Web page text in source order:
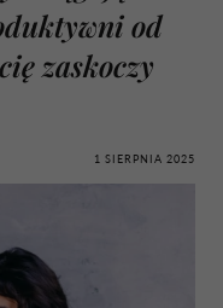
od
zaskoczy
1 SIERPNIA 2025